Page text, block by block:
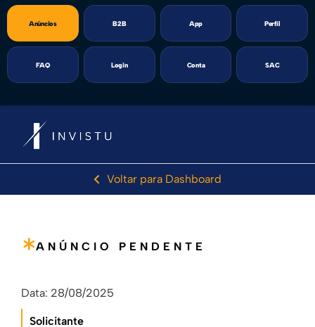
Anúncios B2B App Perfil
FAQ Login Conta SAC
Voltar para Dashboard
ANÚNCIO PENDENTE
Data: 28/08/2025
Solicitante